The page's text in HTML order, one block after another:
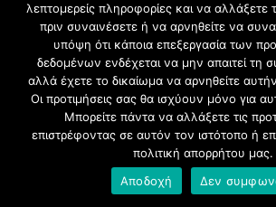
2021 CFW - All Rights
Επιχειρήσεις |
Προφίλ
Διαφήμιση
Επικοινωνία
Πολιτική Απορρήτου
λεπτομερείς πληροφορίες και να αλλάξετε
πριν συναινέσετε ή να αρνηθείτε να
υπόψη ότι κάποια επεξεργασία των
δεδομένων ενδέχεται να μην απαιτεί τη
αλλά έχετε το δικαίωμα να αρνηθείτε
Οι προτιμήσεις σας θα ισχύουν μόνο για
Μπορείτε πάντα να αλλάξετε τις
επιστρέφοντας σε αυτόν τον ιστότοπο ή
πολιτική απορρήτου μας.
Αποδοχή
Δεν